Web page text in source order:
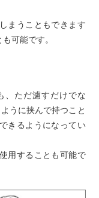
まうこともできます
可能です。
、ただ濾すだけでな
うに挟んで持つこと
きるようになってい
用することも可能で